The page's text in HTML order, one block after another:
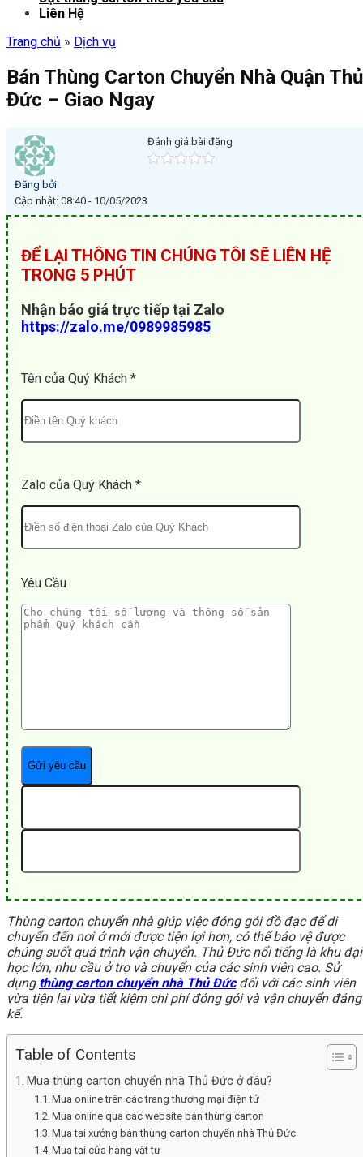
Liên Hệ
Trang chủ » Dịch vụ
Bán Thùng Carton Chuyển Nhà Quận Thủ
Đức – Giao Ngay
Đăng bởi:
Cập nhật: 08:40 - 10/05/2023
Đánh giá bài đăng
ĐỂ LẠI THÔNG TIN CHÚNG TÔI SẼ LIÊN HỆ
TRONG 5 PHÚT
Nhận báo giá trực tiếp tại Zalo
https://zalo.me/0989985985
Tên của Quý Khách *
Zalo của Quý Khách *
Yêu Cầu
Thùng carton chuyển nhà giúp việc đóng gói đồ đạc để di
chuyển đến nơi ở mới được tiện lợi hơn, có thể bảo vệ được
chúng suốt quá trình vận chuyển. Thủ Đức nổi tiếng là khu đại
học lớn, nhu cầu ở trọ và chuyển của các sinh viên cao. Sử
dụng thùng carton chuyển nhà Thủ Đứcđối với các sinh viên
vừa tiện lại vừa tiết kiệm chi phí đóng gói và vận chuyển đáng
kể.
Table of Contents
Mua thùng carton chuyển nhà Thủ Đức ở đâu?
Mua online trên các trang thương mại điện tử
Mua online qua các website bán thùng carton
Mua tại xưởng bán thùng carton chuyển nhà Thủ Đức
Mua tại cửa hàng vật tư